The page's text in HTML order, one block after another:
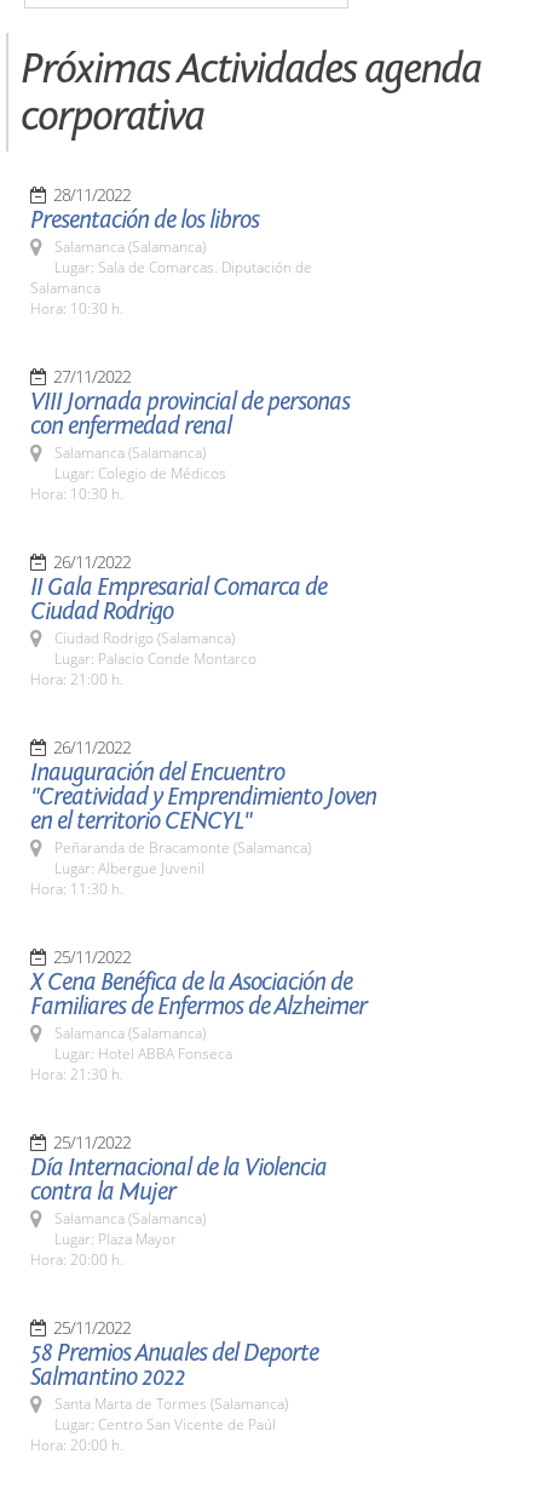
Próximas Actividades agenda
corporativa
28/11/2022
Presentación de los libros
Salamanca (Salamanca)
Lugar: Sala de Comarcas. Diputación de
Salamanca
Hora: 10:30 h.
27/11/2022
VIII Jornada provincial de personas
con enfermedad renal
Salamanca (Salamanca)
Lugar: Colegio de Médicos
Hora: 10:30 h.
26/11/2022
II Gala Empresarial Comarca de
Ciudad Rodrigo
Ciudad Rodrigo (Salamanca)
Lugar: Palacio Conde Montarco
Hora: 21:00 h.
26/11/2022
Inauguración del Encuentro
"Creatividad y Emprendimiento Joven
en el territorio CENCYL"
Peñaranda de Bracamonte (Salamanca)
Lugar: Albergue Juvenil
Hora: 11:30 h.
25/11/2022
X Cena Benéfica de la Asociación de
Familiares de Enfermos de Alzheimer
Salamanca (Salamanca)
Lugar: Hotel ABBA Fonseca
Hora: 21:30 h.
25/11/2022
Día Internacional de la Violencia
contra la Mujer
Salamanca (Salamanca)
Lugar: Plaza Mayor
Hora: 20:00 h.
25/11/2022
58 Premios Anuales del Deporte
Salmantino 2022
Santa Marta de Tormes (Salamanca)
Lugar: Centro San Vicente de Paúl
Hora: 20:00 h.